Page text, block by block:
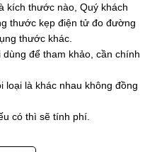
kích thước nào, Quý khách
thước kẹp điện tử đo đường
thước khác.
để tham khảo, cần chính
loại là khác nhau không đồng
có thì sẽ tính phí.